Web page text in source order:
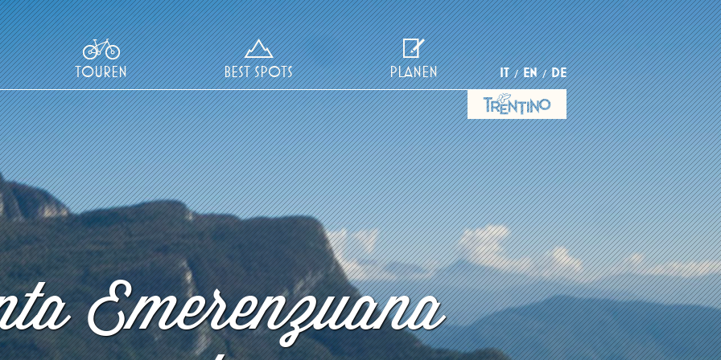
IT EN DE
TOUREN BEST SPOTS PLANEN
Emerenzuana